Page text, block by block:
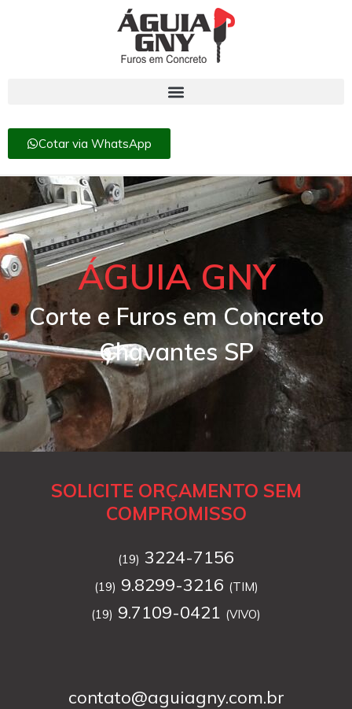
Cotar via WhatsApp
ÁGUIA GNY
Corte e Furos em Concreto
Chavantes SP
SOLICITE ORÇAMENTO SEM
COMPROMISSO
(19) 3224-7156
(19) 9.8299-3216 (TIM)
(19) 9.7109-0421 (VIVO)
contato@aguiagny.com.br